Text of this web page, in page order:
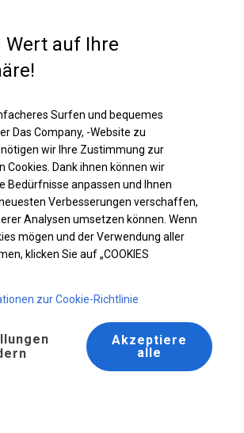
5x8 m
BESTSELLER
Wert auf Ihre
Surfen und bequemes
Das Company, -Website zu
wir Ihre Zustimmung zur
Cookies. Dank ihnen können wir
Bedürfnisse anpassen und Ihnen
Verbesserungen verschaffen,
Analysen umsetzen können. Wenn
mögen und der Verwendung aller
klicken Sie auf „COOKIES
zur Cookie-Richtlinie
Akzeptiere
alle